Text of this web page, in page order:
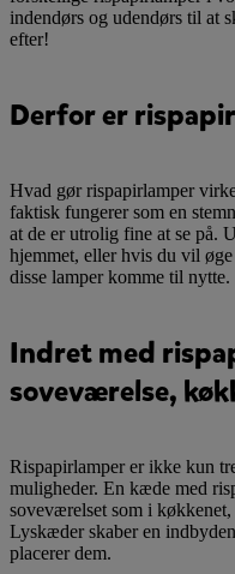
indendørs og udendørs til at
efter!
Derfor er
Hvad gør rispapirlamper
faktisk fungerer som en
at de er utrolig fine at se på.
hjemmet, eller hvis du vil
disse lamper komme til nytte.
Indret med
soveværelse,
Rispapirlamper er ikke kun
muligheder. En kæde med
soveværelset som i
Lyskæder skaber en
placerer dem.